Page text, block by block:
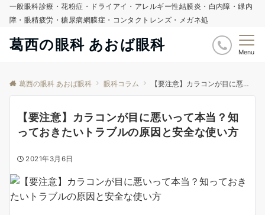
一般眼科診療・花粉症・ドライアイ・アレルギー性結膜炎・白内障・緑内
障・眼精疲労・糖尿病網膜症・コンタクトレンズ・メガネ処
葛西の眼科 あおば眼科 Menu
葛西の眼科 あおば眼科 眼科コラム 【要注意】カラコンが目に悪いって本当？知っておきたいトラブルの原因と安全な使い方
【要注意】カラコンが目に悪いって本当？知
っておきたいトラブルの原因と安全な使い方
2021年3月6日